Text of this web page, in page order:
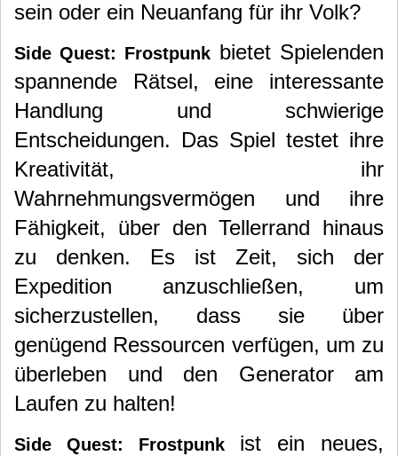
sein oder ein Neuanfang für ihr Volk?
Side Quest: Frostpunk bietet Spielenden
spannende Rätsel, eine interessante
Handlung und schwierige
Entscheidungen. Das Spiel testet ihre
Kreativität, ihr
Wahrnehmungsvermögen und ihre
Fähigkeit, über den Tellerrand hinaus
zu denken. Es ist Zeit, sich der
Expedition anzuschließen, um
sicherzustellen, dass sie über
genügend Ressourcen verfügen, um zu
überleben und den Generator am
Laufen zu halten!
Side Quest: Frostpunkist ein neues,